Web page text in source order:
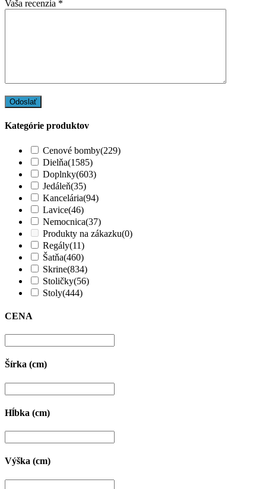
Vaša recenzia *
Kategórie produktov
Cenové bomby(229)
Dielňa(1585)
Doplnky(603)
Jedáleň(35)
Kancelária(94)
Lavice(46)
Nemocnica(37)
Produkty na zákazku(0)
Regály(11)
Šatňa(460)
Skrine(834)
Stoličky(56)
Stoly(444)
CENA
Šírka (cm)
Hĺbka (cm)
Výška (cm)